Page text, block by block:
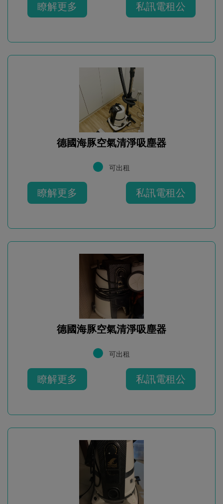
瞭解更多 私訊電租公
德國海豚空氣清淨吸塵器
可出租
瞭解更多 私訊電租公
德國海豚空氣清淨吸塵器
可出租
瞭解更多 私訊電租公